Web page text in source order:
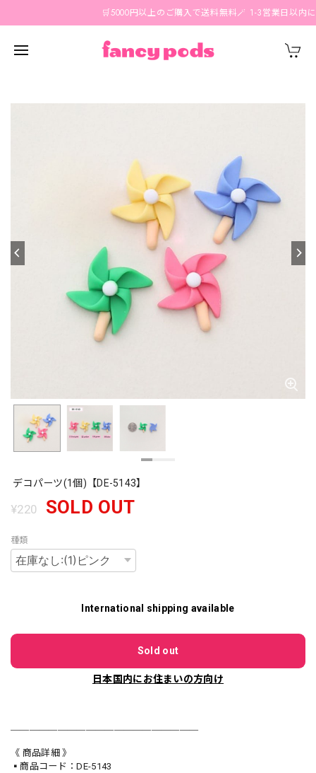
🛒5000円以上のご購入で送料無料🪄 1-3営業日以内に
デコパーツ(1個)【DE-5143】
¥220 SOLD OUT
種類
International shipping available
Sold out
日本国内にお住まいの方向け
《 商品詳細 》
▪️商品コード：DE-5143